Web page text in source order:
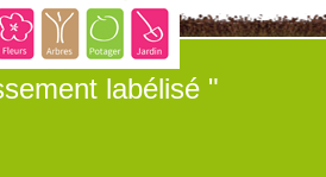
labélisé "